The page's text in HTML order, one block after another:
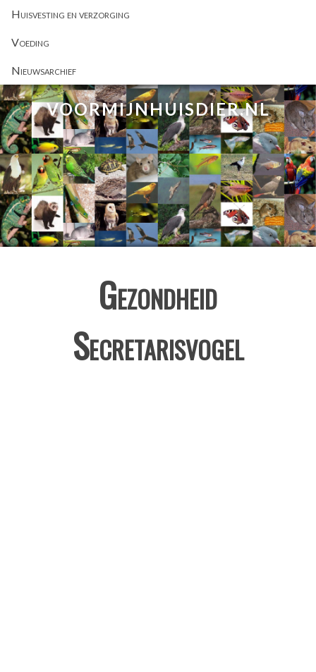
Huisvesting en verzorging
Voeding
Nieuwsarchief
VOORMIJNHUISDIER.NL
Gezondheid
Secretarisvogel